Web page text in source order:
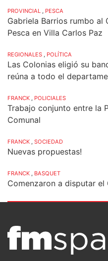
PROVINCIAL PESCA
Gabriela Barrios rumbo al
Pesca en Villa Carlos Paz
REGIONALES POLÍTICA
Las Colonias eligió su
reúna a todo el
FRANCK POLICIALES
Trabajo conjunto entre la
Comunal
FRANCK SOCIEDAD
Nuevas propuestas!
FRANCK BASQUET
Comenzaron a disputar el